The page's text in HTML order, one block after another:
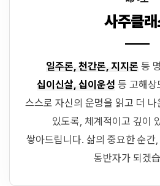
사주클
일주론, 천간론, 지지론 등
십이신살, 십이운성 등 고해상
스스로 자신의 운명을 읽고 더
있도록, 체계적이고 깊이
쌓아드립니다. 삶의 중요한 순간
동반자가 되겠